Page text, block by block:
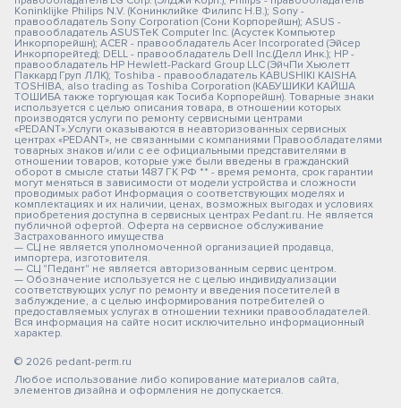
Koninklijke Philips N.V. (Конинклийке Филипс Н.В.); Sony -
правообладатель Sony Corporation (Сони Корпорейшн); ASUS -
правообладатель ASUSTeK Computer Inc. (Асустек Компьютер
Инкорпорейшн); ACER - правообладатель Acer Incorporated (Эйсер
Инкорпорейтед); DELL - правообладатель Dell Inc.(Делл Инк.); HP -
правообладатель HP Hewlett-Packard Group LLC (ЭйчПи Хьюлетт
Паккард Груп ЛЛК); Toshiba - правообладатель KABUSHIKI KAISHA
TOSHIBA, also trading as Toshiba Corporation (КАБУШИКИ КАЙША
ТОШИБА также торгующая как Тосиба Корпорейшн). Товарные знаки
используется с целью описания товара, в отношении которых
производятся услуги по ремонту сервисными центрами
«PEDANT».Услуги оказываются в неавторизованных сервисных
центрах «PEDANT», не связанными с компаниями Правообладателями
товарных знаков и/или с ее официальными представителями в
отношении товаров, которые уже были введены в гражданский
оборот в смысле статьи 1487 ГК РФ ** - время ремонта, срок гарантии
могут меняться в зависимости от модели устройства и сложности
проводимых работ Информация о соответствующих моделях и
комплектациях и их наличии, ценах, возможных выгодах и условиях
приобретения доступна в сервисных центрах Pedant.ru. Не является
публичной офертой. Оферта на сервисное обслуживание
Застрахованного имущества
— СЦ не является уполномоченной организацией продавца,
импортера, изготовителя.
— СЦ "Педант" не является авторизованным сервис центром.
— Обозначение используется не с целью индивидуализации
соответствующих услуг по ремонту и введения посетителей в
заблуждение, а с целью информирования потребителей о
предоставляемых услугах в отношении техники правообладателей.
Вся информация на сайте носит исключительно информационный
характер.
© 2026 pedant-perm.ru
Любое использование либо копирование материалов сайта,
элементов дизайна и оформления не допускается.